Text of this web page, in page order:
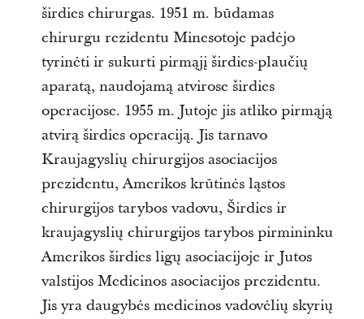
širdies chirurgas. 1951 m. būdamas
chirurgu rezidentu Minesotoje padėjo
tyrinėti ir sukurti pirmąjį širdies-plaučių
aparatą, naudojamą atvirose širdies
operacijose. 1955 m. Jutoje jis atliko pirmąją
atvirą širdies operaciją. Jis tarnavo
Kraujagyslių chirurgijos asociacijos
prezidentu, Amerikos krūtinės ląstos
chirurgijos tarybos vadovu, Širdies ir
kraujagyslių chirurgijos tarybos pirmininku
Amerikos širdies ligų asociacijoje ir Jutos
valstijos Medicinos asociacijos prezidentu.
Jis yra daugybės medicinos vadovėlių skyrių